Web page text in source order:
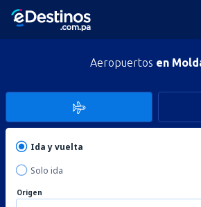
Aeropuertos en
Ida y vuelta
Solo ida
Origen